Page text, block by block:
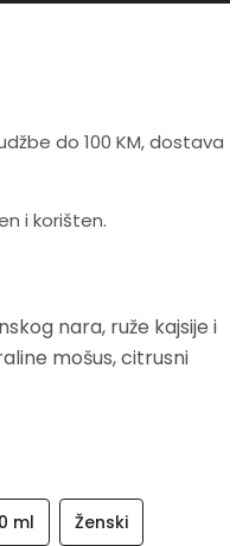
do 100 KM, dostava
i korišten.
nara, ruže kajsije i
mošus, citrusni
ml Ženski